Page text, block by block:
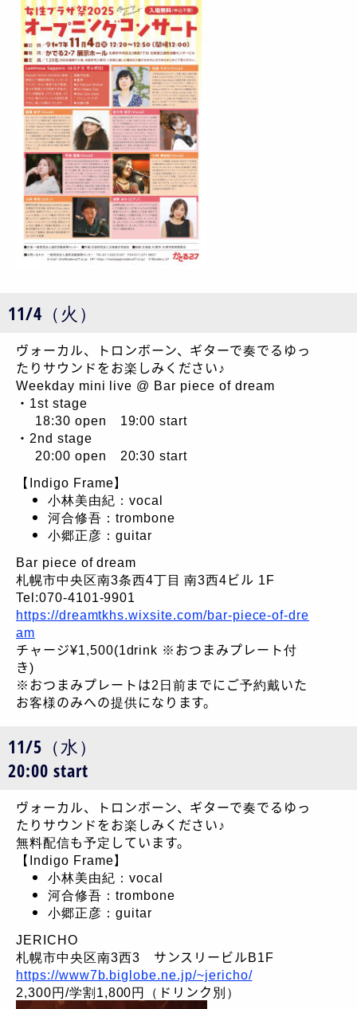
11/4（火）
ヴォーカル、トロンボーン、ギターで奏でるゆっ
たりサウンドをお楽しみください♪
Weekday mini live @ Bar piece of dream
・1st stage
18:30 open 19:00 start
・2nd stage
20:00 open 20:30 start
【Indigo Frame】
小林美由紀：vocal
河合修吾：trombone
小郷正彦：guitar
Bar piece of dream
札幌市中央区南3条西4丁目 南3西4ビル 1F
Tel:070-4101-9901
https://dreamtkhs.wixsite.com/bar-piece-of-dre
am
チャージ¥1,500(1drink ※おつまみプレート付
き)
※おつまみプレートは2日前までにご予約戴いた
お客様のみへの提供になります。
11/5（水）
20:00 start
ヴォーカル、トロンボーン、ギターで奏でるゆっ
たりサウンドをお楽しみください♪
無料配信も予定しています。
【Indigo Frame】
小林美由紀：vocal
河合修吾：trombone
小郷正彦：guitar
JERICHO
札幌市中央区南3西3 サンスリービルB1F
https://www7b.biglobe.ne.jp/~jericho/
2,300円/学割1,800円（ドリンク別）